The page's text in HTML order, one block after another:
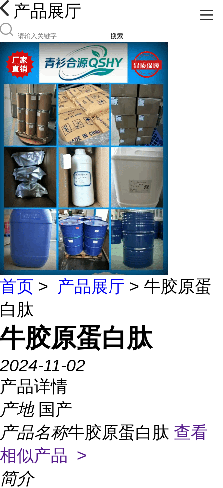
产品展厅
搜索
首页 > 产品展厅 > 牛胶原蛋
白肽
牛胶原蛋白肽
2024-11-02
产品详情
产地 国产
产品名称牛胶原蛋白肽 查看
相似产品 >
简介